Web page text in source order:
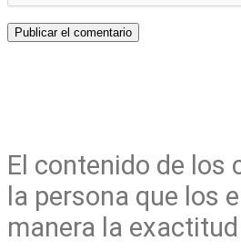
El contenido de los
la persona que los
manera la